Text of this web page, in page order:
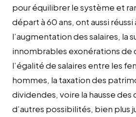
pour équilibrer le système et
départ à 60 ans, ont aussi réussi
l’augmentation des salaires, la
innombrables exonérations de
l’égalité de salaires entre les
hommes, la taxation des
dividendes, voire la hausse des
d’autres possibilités, bien plus